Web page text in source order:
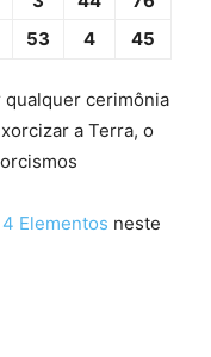
53 4 45
qualquer cerimônia
a Terra, o
Elementos neste